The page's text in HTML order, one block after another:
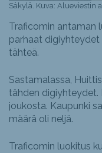
Säkylä. Kuva: Alueviestin
Traficomin antaman
parhaat digiyhteydet
tähteä.
Sastamalassa,
tähden digiyhteydet.
joukosta. Kaupunki
määrä oli neljä.
Traficomin luokitus